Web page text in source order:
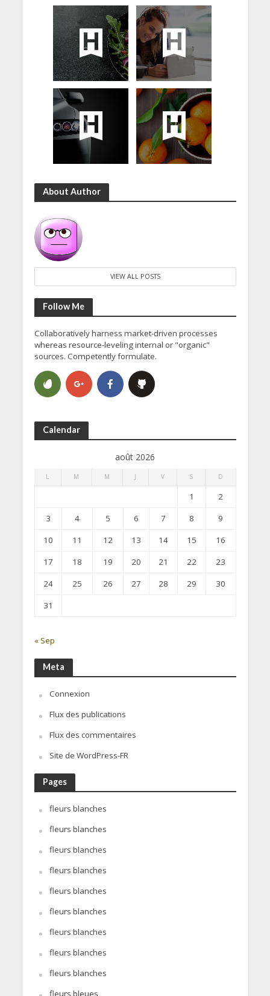
About Author
VIEW ALL POSTS
Follow Me
Collaboratively harness market-driven processes
whereas resource-leveling internal or "organic"
sources. Competently formulate.
Calendar
août 2026
L M M J V S D
1
2
3
4 5 6 7 8
9
10
11 12 13 14 15
16
17
18 19 20 21 22
23
24
25 26 27 28 29
30
31
« Sep
Meta
Connexion
Flux des publications
Flux des commentaires
Site de WordPress-FR
Pages
fleurs blanches
fleurs blanches
fleurs blanches
fleurs blanches
fleurs blanches
fleurs blanches
fleurs blanches
fleurs blanches
fleurs blanches
fleurs bleues